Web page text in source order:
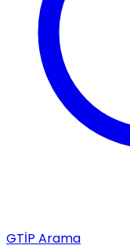
GTİP Arama